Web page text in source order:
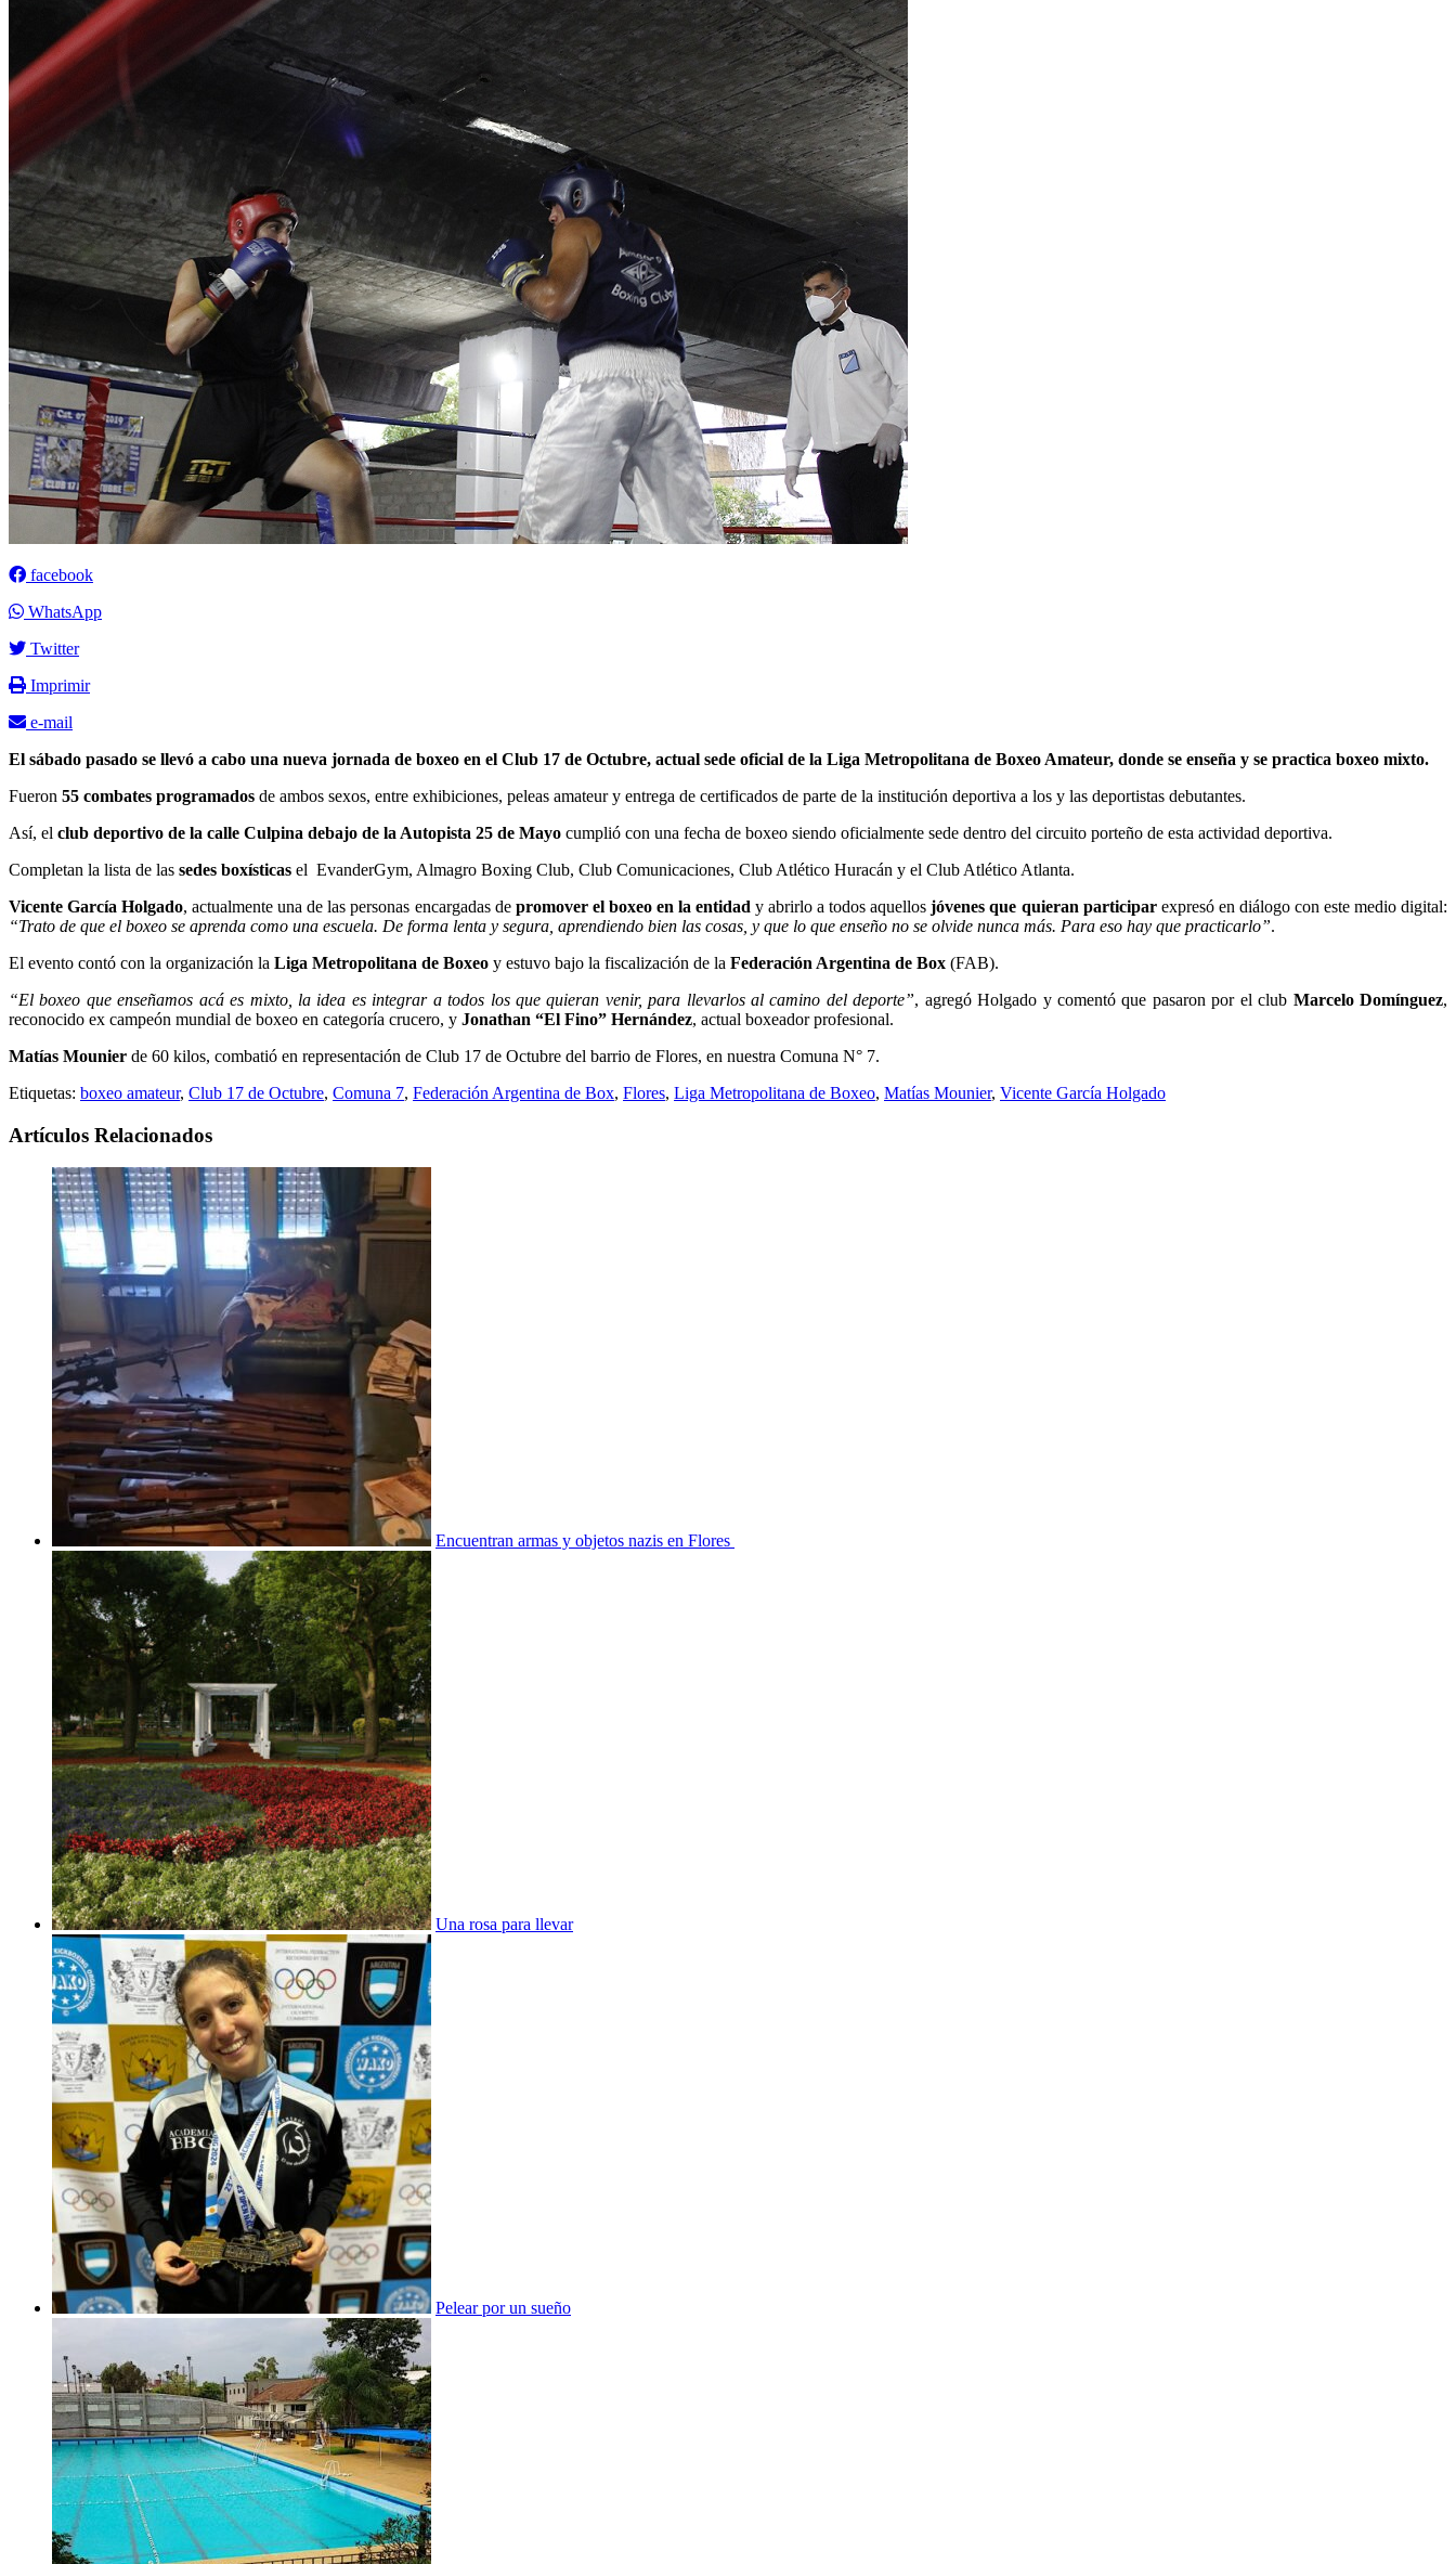
facebook
WhatsApp
Twitter
Imprimir
e-mail
El sábado pasado se llevó a cabo una nueva jornada de boxeo en el Club 17 de Octubre, actual sede oficial de la Liga Metropolitana de Boxeo Amateur, donde se enseña y se practica boxeo mixto.
Fueron 55 combates programados de ambos sexos, entre exhibiciones, peleas amateur y entrega de certificados de parte de la institución deportiva a los y las deportistas debutantes.
Así, el club deportivo de la calle Culpina debajo de la Autopista 25 de Mayo cumplió con una fecha de boxeo siendo oficialmente sede dentro del circuito porteño de esta actividad deportiva.
Completan la lista de las sedes boxísticas el EvanderGym, Almagro Boxing Club, Club Comunicaciones, Club Atlético Huracán y el Club Atlético Atlanta.
Vicente García Holgado, actualmente una de las personas encargadas de promover el boxeo en la entidad y abrirlo a todos aquellos jóvenes que quieran participarexpresó en diálogo con este medio digital:
“Trato de que el boxeo se aprenda como una escuela. De forma lenta y segura, aprendiendo bien las cosas, y que lo que enseño no se olvide nunca más. Para eso hay que practicarlo”.
El evento contó con la organización la Liga Metropolitana de Boxeo y estuvo bajo la fiscalización de la Federación Argentina de Box (FAB).
“El boxeo que enseñamos acá es mixto, la idea es integrar a todos los que quieran venir, para llevarlos al camino del deporte”, agregó Holgado y comentó que pasaron por el club Marcelo Domínguez,
reconocido ex campeón mundial de boxeo en categoría crucero, y Jonathan “El Fino” Hernández, actual boxeador profesional.
Matías Mounier de 60 kilos, combatió en representación de Club 17 de Octubre del barrio de Flores, en nuestra Comuna N° 7.
Etiquetas: boxeo amateur, Club 17 de Octubre, Comuna 7, Federación Argentina de Box, Flores, Liga Metropolitana de Boxeo, Matías Mounier, Vicente García Holgado
Artículos Relacionados
Encuentran armas y objetos nazis en Flores
Una rosa para llevar
Pelear por un sueño